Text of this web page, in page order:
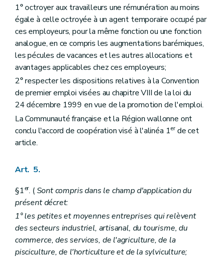
1° octroyer aux travailleurs une rémunération au moins
égale à celle octroyée à un agent temporaire occupé par
ces employeurs, pour la même fonction ou une fonction
analogue, en ce compris les augmentations barémiques,
les pécules de vacances et les autres allocations et
avantages applicables chez ces employeurs;
2° respecter les dispositions relatives à la Convention
de premier emploi visées au chapitre VIII de la loi du
24 décembre 1999 en vue de la promotion de l'emploi.
La Communauté française et la Région wallonne ont
conclu l'accord de coopération visé à l'alinéa 1erde cet
article.
Art. 5.
§1er. (Sont compris dans le champ d'application du
présent décret:
1° les petites et moyennes entreprises qui relèvent
des secteurs industriel, artisanal, du tourisme, du
commerce, des services, de l'agriculture, de la
pisciculture, de l'horticulture et de la sylviculture;